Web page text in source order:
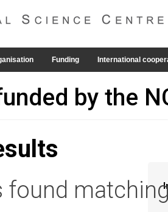
Funding International
by the
found